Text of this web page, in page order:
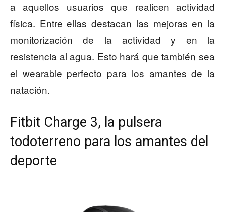
a aquellos usuarios que realicen actividad
física. Entre ellas destacan las mejoras en la
monitorización de la actividad y en la
resistencia al agua. Esto hará que también sea
el wearable perfecto para los amantes de la
natación.
Fitbit Charge 3, la pulsera
todoterreno para los amantes del
deporte